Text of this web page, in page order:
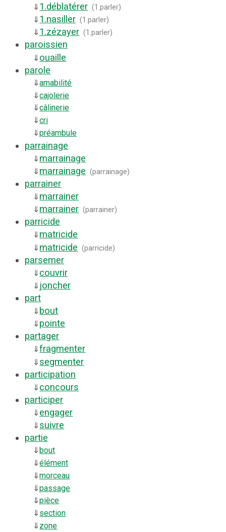
⇓ 1.déblatérer (1.parler)
⇓ 1.nasiller (1.parler)
⇓ 1.zézayer (1.parler)
paroissien
⇓ ouaille
parole
⇓amabilité
⇓cajolerie
⇓câlinerie
⇓cri
⇓préambule
parrainage
⇓ marrainage
⇓ marrainage (parrainage)
parrainer
⇓ marrainer
⇓ marrainer (parrainer)
parricide
⇓ matricide
⇓ matricide (parricide)
parsemer
⇓ couvrir
⇓ joncher
part
⇓ bout
⇓ pointe
partager
⇓fragmenter
⇓ segmenter
participation
⇓ concours
participer
⇓ engager
⇓ suivre
partie
⇓ bout
⇓élément
⇓morceau
⇓passage
⇓pièce
⇓ section
⇓ zone